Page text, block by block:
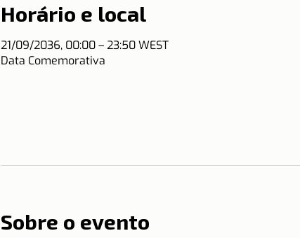
Horário e local
21/09/2036, 00:00 – 23:50 WEST
Data Comemorativa
Sobre o evento